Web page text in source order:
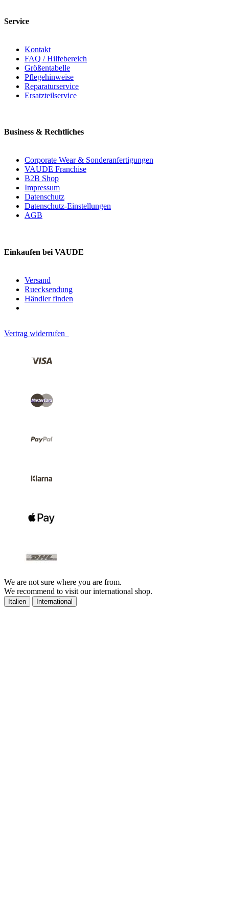
Service
Kontakt
FAQ / Hilfebereich
Größentabelle
Pflegehinweise
Reparaturservice
Ersatzteilservice
Business & Rechtliches
Corporate Wear & Sonderanfertigungen
VAUDE Franchise
B2B Shop
Impressum
Datenschutz
Datenschutz-Einstellungen
AGB
Einkaufen bei VAUDE
Versand
Ruecksendung
Händler finden
Vertrag widerrufen
We are not sure where you are from.
We recommend to visit our international shop.
Italien International